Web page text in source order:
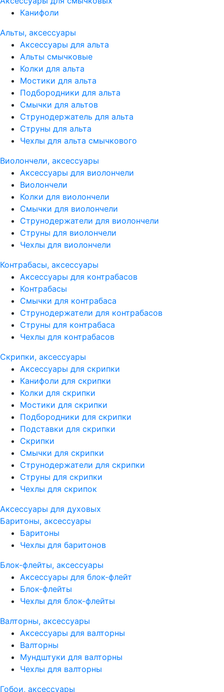
Канифоли
Альты, аксессуары
Аксессуары для альта
Альты смычковые
Колки для альта
Мостики для альта
Подбородники для альта
Смычки для альтов
Струнодержатель для альта
Струны для альта
Чехлы для альта смычкового
Виолончели, аксессуары
Аксессуары для виолончели
Виолончели
Колки для виолончели
Смычки для виолончели
Струнодержатели для виолончели
Струны для виолончели
Чехлы для виолончели
Контрабасы, аксессуары
Аксессуары для контрабасов
Контрабасы
Смычки для контрабаса
Струнодержатели для контрабасов
Струны для контрабаса
Чехлы для контрабасов
Скрипки, аксессуары
Аксессуары для скрипки
Канифоли для скрипки
Колки для скрипки
Мостики для скрипки
Подбородники для скрипки
Подставки для скрипки
Скрипки
Смычки для скрипки
Струнодержатели для скрипки
Струны для скрипки
Чехлы для скрипок
Аксессуары для духовых
Баритоны, аксессуары
Баритоны
Чехлы для баритонов
Блок-флейты, аксессуары
Аксессуары для блок-флейт
Блок-флейты
Чехлы для блок-флейты
Валторны, аксессуары
Аксессуары для валторны
Валторны
Мундштуки для валторны
Чехлы для валторны
Гобои, аксессуары